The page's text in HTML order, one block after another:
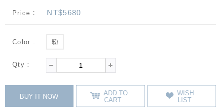
Price： NT$5680
Color : 粉
Qty :
BUY IT NOW
ADD TO
CART
WISH
LIST